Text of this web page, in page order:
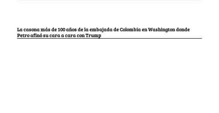
La casona más de 100 años de la embajada de Colombia en Washington donde
Petro afinó su cara a cara con Trump